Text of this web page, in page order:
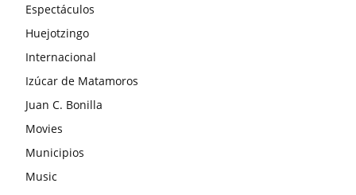
Espectáculos
Huejotzingo
Internacional
Izúcar de Matamoros
Juan C. Bonilla
Movies
Municipios
Music